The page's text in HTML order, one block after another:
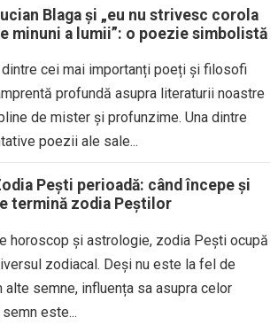
Blaga și „eu nu strivesc corola
minuni a lumii”: o poezie simbolistă
dintre cei mai importanți poeți și filosofi
profundă asupra literaturii noastre
de mister și profunzime. Una dintre
poezii ale sale...
Pești perioadă: când începe și
termină zodia Peștilor
horoscop și astrologie, zodia Pești ocupă
zodiacal. Deși nu este la fel de
alte semne, influența sa asupra celor
este...